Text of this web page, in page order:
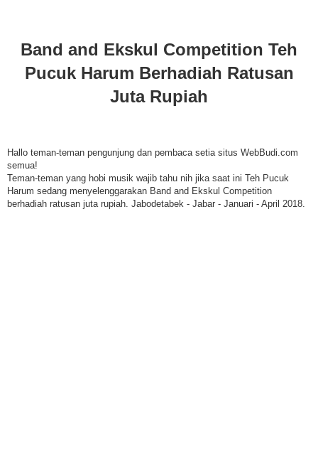
Band and Ekskul Competition Teh
Pucuk Harum Berhadiah Ratusan
Juta Rupiah
Hallo teman-teman pengunjung dan pembaca setia situs WebBudi.com
semua!
Teman-teman yang hobi musik wajib tahu nih jika saat ini Teh Pucuk
Harum sedang menyelenggarakan Band and Ekskul Competition
berhadiah ratusan juta rupiah. Jabodetabek - Jabar - Januari - April 2018.